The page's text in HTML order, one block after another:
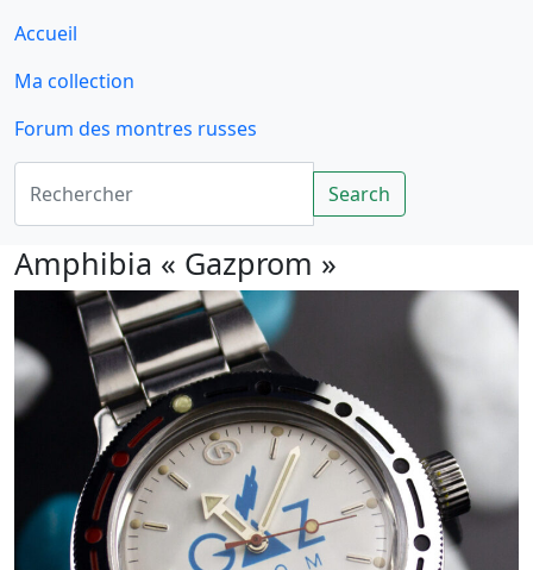
Accueil
Ma collection
Forum des montres russes
Rechercher
Search
Amphibia « Gazprom »